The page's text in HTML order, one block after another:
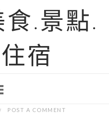
.景點.
宿
POST A COMMENT